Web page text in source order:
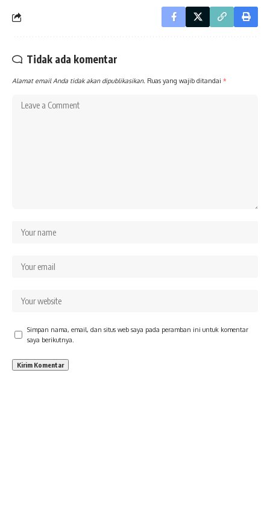
Tidak ada komentar
Alamat email Anda tidak akan dipublikasikan. Ruas yang wajib ditandai *
Simpan nama, email, dan situs web saya pada peramban ini untuk komentar
saya berikutnya.